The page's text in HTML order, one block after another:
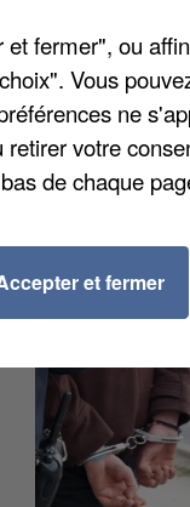
(ARIPA). En
Le
auprès des
fermer", ou
Vous
ne
votre
de chaque
et fermer